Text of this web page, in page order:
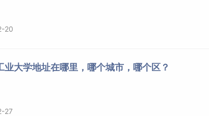
20
业大学地址在哪里，哪个城市，哪个区？
27